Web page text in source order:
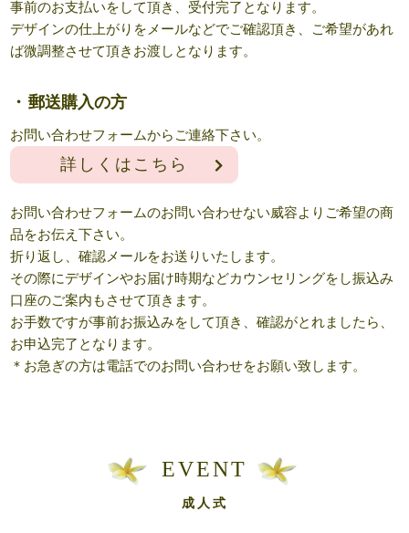
事前のお支払いをして頂き、受付完了となります。
デザインの仕上がりをメールなどでご確認頂き、ご希望があれ
ば微調整させて頂きお渡しとなります。
郵送購入の方
お問い合わせフォームからご連絡下さい。
詳しくはこちら
お問い合わせフォームのお問い合わせない威容よりご希望の商
品をお伝え下さい。
折り返し、確認メールをお送りいたします。
その際にデザインやお届け時期などカウンセリングをし振込み
口座のご案内もさせて頂きます。
お手数ですが事前お振込みをして頂き、確認がとれましたら、
お申込完了となります。
＊お急ぎの方は電話でのお問い合わせをお願い致します。
EVENT
成人式